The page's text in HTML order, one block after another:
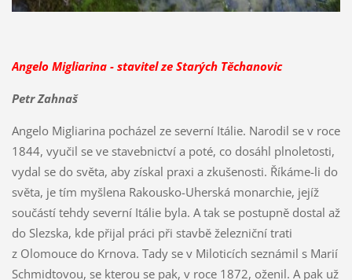
Angelo Migliarina - stavitel ze Starých Těchanovic
Petr Zahnaš
Angelo Migliarina pocházel ze severní Itálie. Narodil se v roce
1844, vyučil se ve stavebnictví a poté, co dosáhl plnoletosti,
vydal se do světa, aby získal praxi a zkušenosti. Říkáme-li do
světa, je tím myšlena Rakousko-Uherská monarchie, jejíž
součástí tehdy severní Itálie byla. A tak se postupně dostal až
do Slezska, kde přijal práci při stavbě železniční trati
z Olomouce do Krnova. Tady se v Miloticích seznámil s Marií
Schmidtovou, se kterou se pak, v roce 1872, oženil. A pak už